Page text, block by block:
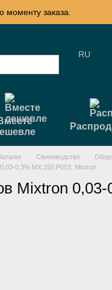
моменту заказа.
RU
Свиноводство
0,3% MX.250.P003, Mixtron
Mixtron 0,03-